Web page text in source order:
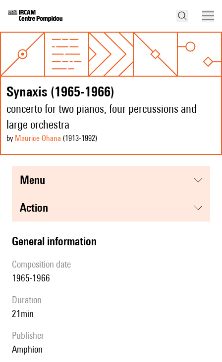
Synaxis (1965-1966)
concerto for two pianos, four percussions and
large orchestra
by Maurice Ohana (1913-1992)
menu
action
general information
composition date
1965-1966
duration
21min
publisher
Amphion